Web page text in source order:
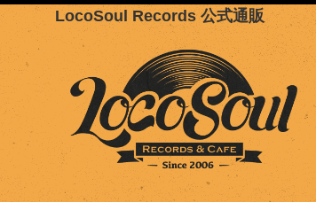
LocoSoul Records 公式通販